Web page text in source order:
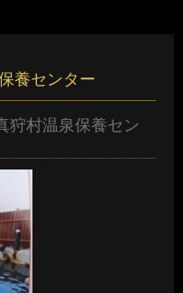
養センター
狩村温泉保養セン